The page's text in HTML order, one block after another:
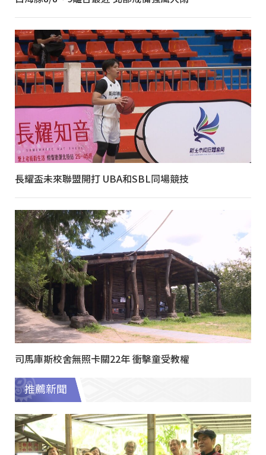
長耀盃未來聯盟開打 UBA和SBL同場競技
司馬庫斯校舍無照卡關22年 衝擊童受教權
推薦新聞